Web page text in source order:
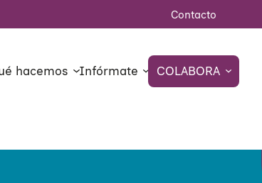
Contacto
hacemos Infórmate COLABORA